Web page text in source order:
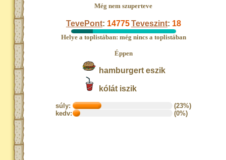
Még nem szuperteve
TevePont: 14775Teveszint: 18
Helye a toplistában: még nincs a toplistában
Éppen
hamburgert eszik
kólát iszik
súly:
(23%)
kedv:
(0%)